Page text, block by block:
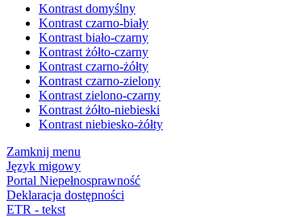
Kontrast domyślny
Kontrast czarno-biały
Kontrast biało-czarny
Kontrast żółto-czarny
Kontrast czarno-żółty
Kontrast czarno-zielony
Kontrast zielono-czarny
Kontrast żółto-niebieski
Kontrast niebiesko-żółty
Zamknij menu
Język migowy
Portal Niepełnosprawność
Deklaracja dostępności
ETR - tekst